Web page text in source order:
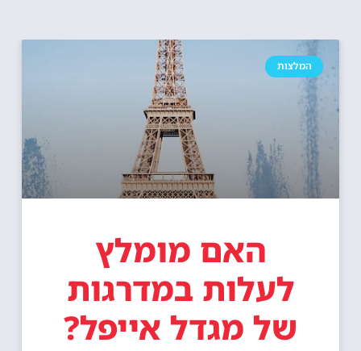
המלצות
האם מומלץ
לעלות במדרגות
של מגדל אייפל?